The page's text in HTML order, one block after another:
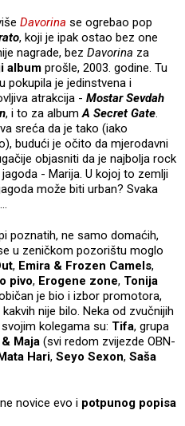
Davorina se ogrebao pop
, koji je ipak ostao bez one
nagrade, bez Davorina za
album prošle, 2003. godine. Tu
pokupila je jedinstvena i
atrakcija - Mostar Sevdah
, i to za album A Secret Gate.
sreća da je tako (iako
budući je očito da mjerodavni
objasniti da je najbolja rock
- Marija. U kojoj to zemlji
može biti urban? Svaka
poznatih, ne samo domaćih,
u zeničkom pozorištu moglo
, Emira & Frozen Camels,
pivo, Erogene zone, Tonija
je bio i izbor promotora,
nije bilo. Neka od zvučnijih
svojim kolegama su: Tifa, grupa
Maja (svi redom zvijezde OBN-
Hari, Seyo Sexon, Saša
novice evo i potpunog popisa